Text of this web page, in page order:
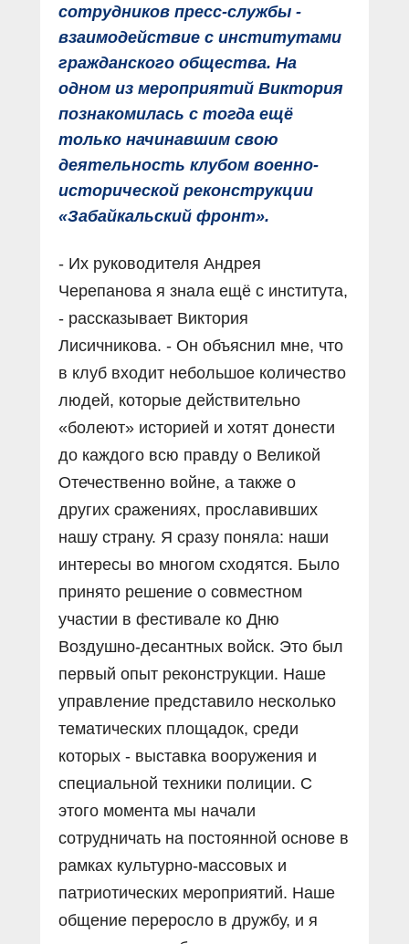
сотрудников пресс-службы -
взаимодействие с институтами
гражданского общества. На
одном из мероприятий Виктория
познакомилась с тогда ещё
только начинавшим свою
деятельность клубом военно-
исторической реконструкции
«Забайкальский фронт».
- Их руководителя Андрея
Черепанова я знала ещё с института,
- рассказывает Виктория
Лисичникова. - Он объяснил мне, что
в клуб входит небольшое количество
людей, которые действительно
«болеют» историей и хотят донести
до каждого всю правду о Великой
Отечественно войне, а также о
других сражениях, прославивших
нашу страну. Я сразу поняла: наши
интересы во многом сходятся. Было
принято решение о совместном
участии в фестивале ко Дню
Воздушно-десантных войск. Это был
первый опыт реконструкции. Наше
управление представило несколько
тематических площадок, среди
которых - выставка вооружения и
специальной техники полиции. С
этого момента мы начали
сотрудничать на постоянной основе в
рамках культурно-массовых и
патриотических мероприятий. Наше
общение переросло в дружбу, и я